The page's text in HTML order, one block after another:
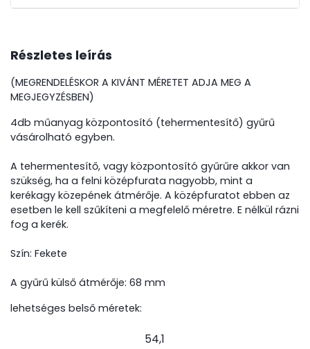
Részletes leírás
(MEGRENDELÉSKOR A KIVÁNT MÉRETET ADJA MEG A
MEGJEGYZÉSBEN)
4db műanyag központosító (tehermentesítő) gyűrű
vásárolható egyben.
A tehermentesítő, vagy központosító gyűrűre akkor van
szükség, ha a felni középfurata nagyobb, mint a
kerékagy közepének átmérője. A középfuratot ebben az
esetben le kell szűkíteni a megfelelő méretre. E nélkül rázni
fog a kerék.
Szín: Fekete
A gyűrű külső átmérője: 68 mm
lehetséges belső méretek:
54,1